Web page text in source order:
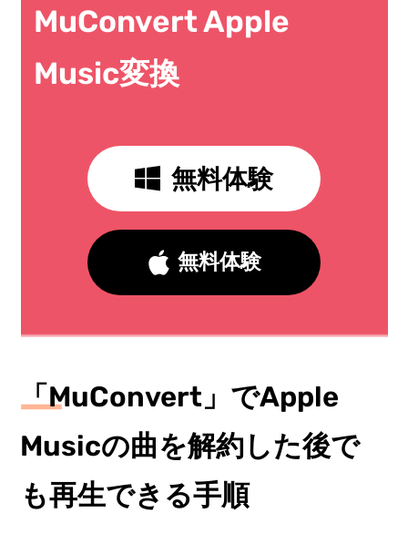
MuConvert Apple
Music変換
無料体験
無料体験
「MuConvert」でApple
Musicの曲を解約した後で
も再生できる手順